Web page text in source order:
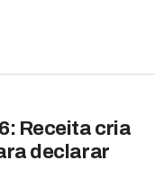
Receita cria
declarar